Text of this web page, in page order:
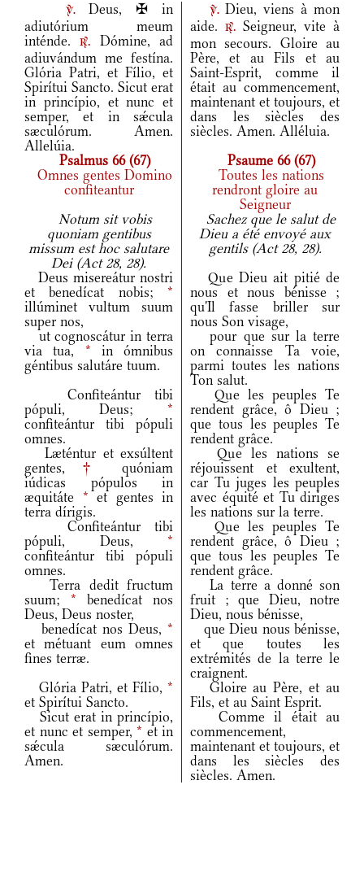
v.Deus, ✠ in
adiutórium meum
inténde.r.
Dómine, ad
adiuvándum me festína.
Glória Patri, et Fílio, et
Spirítui Sancto. Sicut erat
in princípio, et nunc et
semper, et in sǽcula
sæculórum. Amen.
Allelúia.
v.Dieu, viens à mon
aide.
r. Seigneur, vite à
mon secours. Gloire au
Père, et au Fils et au
Saint-Esprit, comme il
était au commencement,
maintenant et toujours, et
dans les siècles des
siècles. Amen. Alléluia.
Psalmus 66 (67)
Psaume 66 (67)
Omnes gentes Domino
confiteantur
Toutes les nations
rendront gloire au
Seigneur
Notum sit vobis
quoniam gentibus
missum est hoc salutare
Dei (Act 28, 28).
Sachez que le salut de
Dieu a été envoyé aux
gentils (Act 28, 28).
Deus misereátur nostri
et benedícat nobis; *
illúminet vultum suum
super nos,
Que Dieu ait pitié de
nous et nous bénisse ;
qu'Il fasse briller sur
nous Son visage,
ut cognoscátur in terra
via tua, * in ómnibus
géntibus salutáre tuum.
pour que sur la terre
on connaisse Ta voie,
parmi toutes les nations
Ton salut.
Confiteántur tibi
pópuli, Deus; *
confiteántur tibi pópuli
omnes.
Que les peuples Te
rendent grâce, ô Dieu ;
que tous les peuples Te
rendent grâce.
Læténtur et exsúltent
gentes, †
quóniam
iúdicas pópulos in
æquitáte * et gentes in
terra dírigis.
Que les nations se
réjouissent et exultent,
car Tu juges les peuples
avec équité et Tu diriges
les nations sur la terre.
Confiteántur tibi
pópuli, Deus, *
confiteántur tibi pópuli
omnes.
Que les peuples Te
rendent grâce, ô Dieu ;
que tous les peuples Te
rendent grâce.
Terra dedit fructum
suum; * benedícat nos
Deus, Deus noster,
La terre a donné son
fruit ; que Dieu, notre
Dieu, nous bénisse,
benedícat nos Deus, *
et métuant eum omnes
fines terræ.
que Dieu nous bénisse,
et que toutes les
extrémités de la terre le
craignent.
Glória Patri, et Fílio, *
et Spirítui Sancto.
Gloire au Père, et au
Fils, et au Saint Esprit.
Sicut erat in princípio,
et nunc et semper, * et in
sǽcula sæculórum.
Amen.
Comme il était au
commencement,
maintenant et toujours, et
dans les siècles des
siècles. Amen.